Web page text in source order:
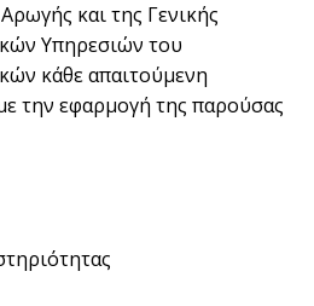
και της Γενικής
Υπηρεσιών του
κάθε απαιτούμενη
την εφαρμογή της παρούσας